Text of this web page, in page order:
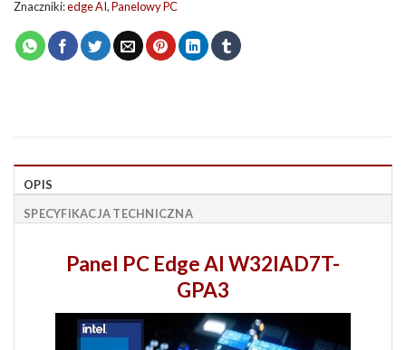
Znaczniki:edge AI,Panelowy PC
OPIS
SPECYFIKACJA TECHNICZNA
Panel PC Edge AI W32IAD7T-
GPA3